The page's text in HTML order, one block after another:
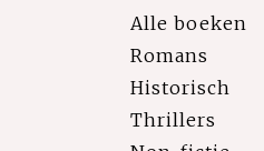
Alle boeken
Romans
Historisch
Thrillers